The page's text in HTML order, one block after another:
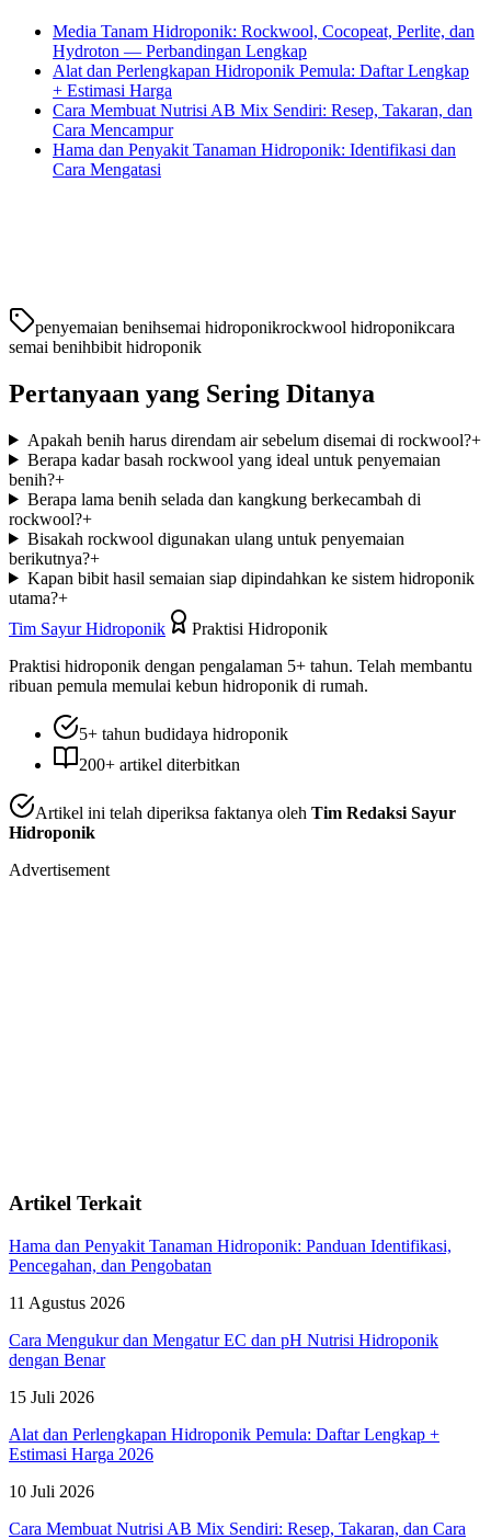
Media Tanam Hidroponik: Rockwool, Cocopeat, Perlite, dan
Hydroton — Perbandingan Lengkap
Alat dan Perlengkapan Hidroponik Pemula: Daftar Lengkap
+ Estimasi Harga
Cara Membuat Nutrisi AB Mix Sendiri: Resep, Takaran, dan
Cara Mencampur
Hama dan Penyakit Tanaman Hidroponik: Identifikasi dan
Cara Mengatasi
penyemaian benihsemai hidroponikrockwool hidroponikcara
semai benihbibit hidroponik
Pertanyaan yang Sering Ditanya
Apakah benih harus direndam air sebelum disemai di rockwool?+
Berapa kadar basah rockwool yang ideal untuk penyemaian
benih?+
Berapa lama benih selada dan kangkung berkecambah di
rockwool?+
Bisakah rockwool digunakan ulang untuk penyemaian
berikutnya?+
Kapan bibit hasil semaian siap dipindahkan ke sistem hidroponik
utama?+
Tim Sayur Hidroponik
Praktisi Hidroponik
Praktisi hidroponik dengan pengalaman 5+ tahun. Telah membantu
ribuan pemula memulai kebun hidroponik di rumah.
5+ tahun budidaya hidroponik
200+ artikel diterbitkan
Artikel ini telah diperiksa faktanya oleh Tim Redaksi Sayur
Hidroponik
Advertisement
Artikel Terkait
Hama dan Penyakit Tanaman Hidroponik: Panduan Identifikasi,
Pencegahan, dan Pengobatan
11 Agustus 2026
Cara Mengukur dan Mengatur EC dan pH Nutrisi Hidroponik
dengan Benar
15 Juli 2026
Alat dan Perlengkapan Hidroponik Pemula: Daftar Lengkap +
Estimasi Harga 2026
10 Juli 2026
Cara Membuat Nutrisi AB Mix Sendiri: Resep, Takaran, dan Cara